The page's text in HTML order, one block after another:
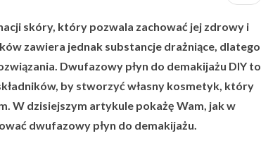
skóry, który pozwala zachować jej zdrowy i
zawiera jednak substancje drażniące, dlatego
Dwufazowy płyn do demakijażu DIY to
by stworzyć własny kosmetyk, który
W dzisiejszym artykule pokażę Wam, jak w
dwufazowy płyn do demakijażu.